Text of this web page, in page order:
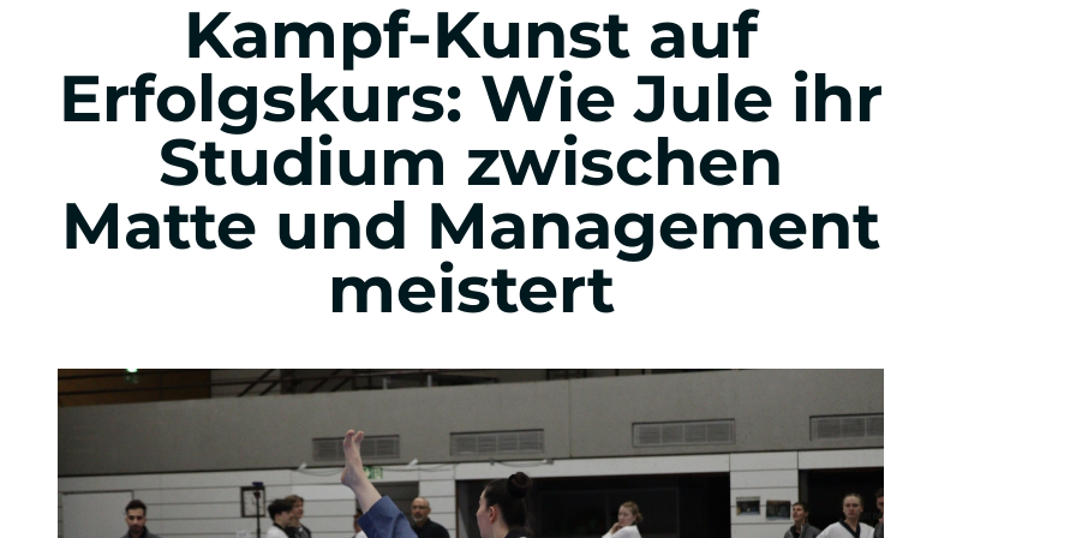
Eventmanagement
Sportevents
Music, Festival & Entertainment
Wirtschafts- & Werbepsychologie
Praxis im Studium Studienberatung & Bewerbung
Kampf-Kunst auf
Erfolgskurs: Wie Jule ihr
Studium zwischen
Matte und Management
meistert